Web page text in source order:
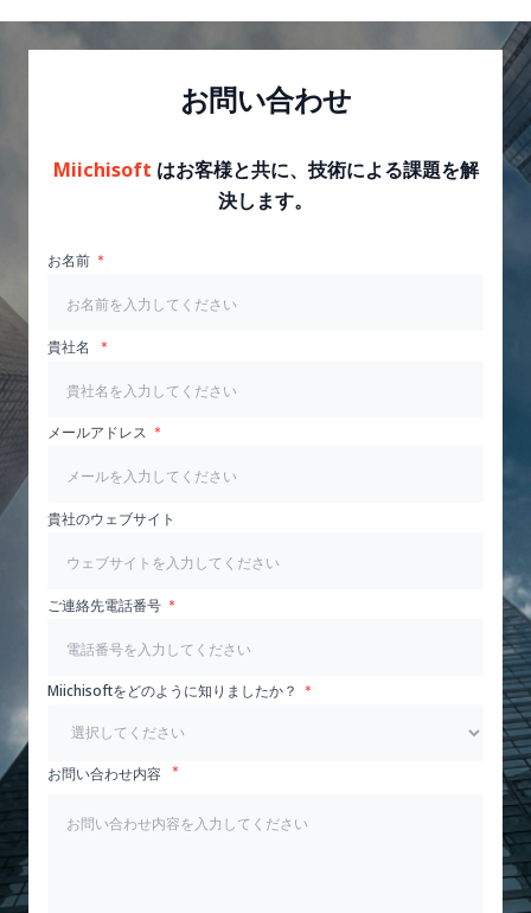
お問い合わせ
Miichisoft はお客様と共に、技術による課題を解
決します。
お名前
貴社名
メールアドレス
貴社のウェブサイト
ご連絡先電話番号
Miichisoftをどのように知りましたか？
お問い合わせ内容